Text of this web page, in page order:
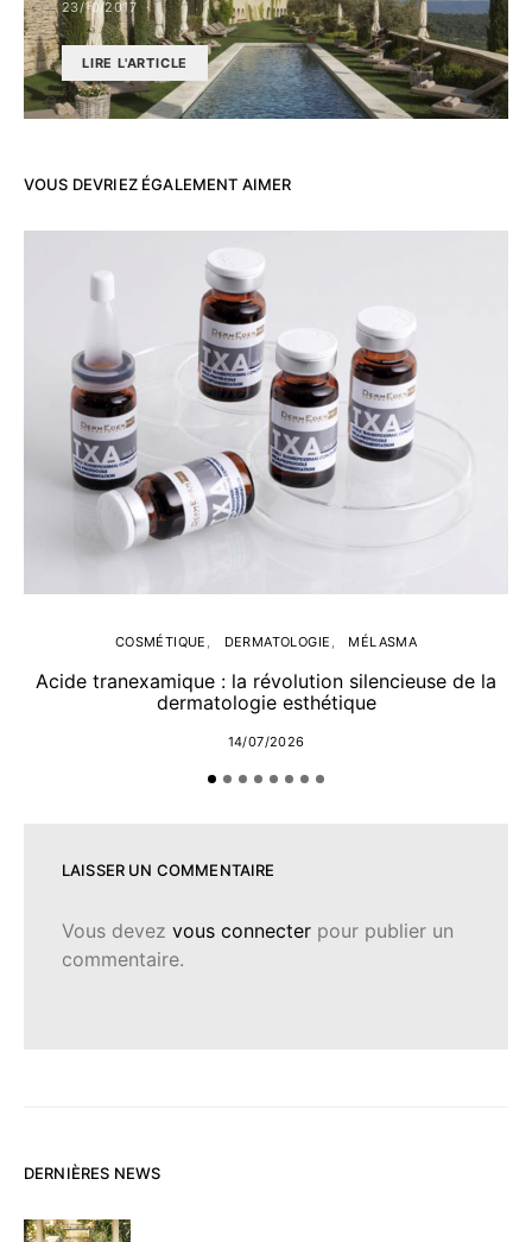
23/10/2017
LIRE L'ARTICLE
VOUS DEVRIEZ ÉGALEMENT AIMER
COSMÉTIQUE DERMATOLOGIE MÉLASMA
Acide tranexamique : la révolution silencieuse de la
dermatologie esthétique
14/07/2026
LAISSER UN COMMENTAIRE
Vous devez vous connecter pour publier un
commentaire.
DERNIÈRES NEWS